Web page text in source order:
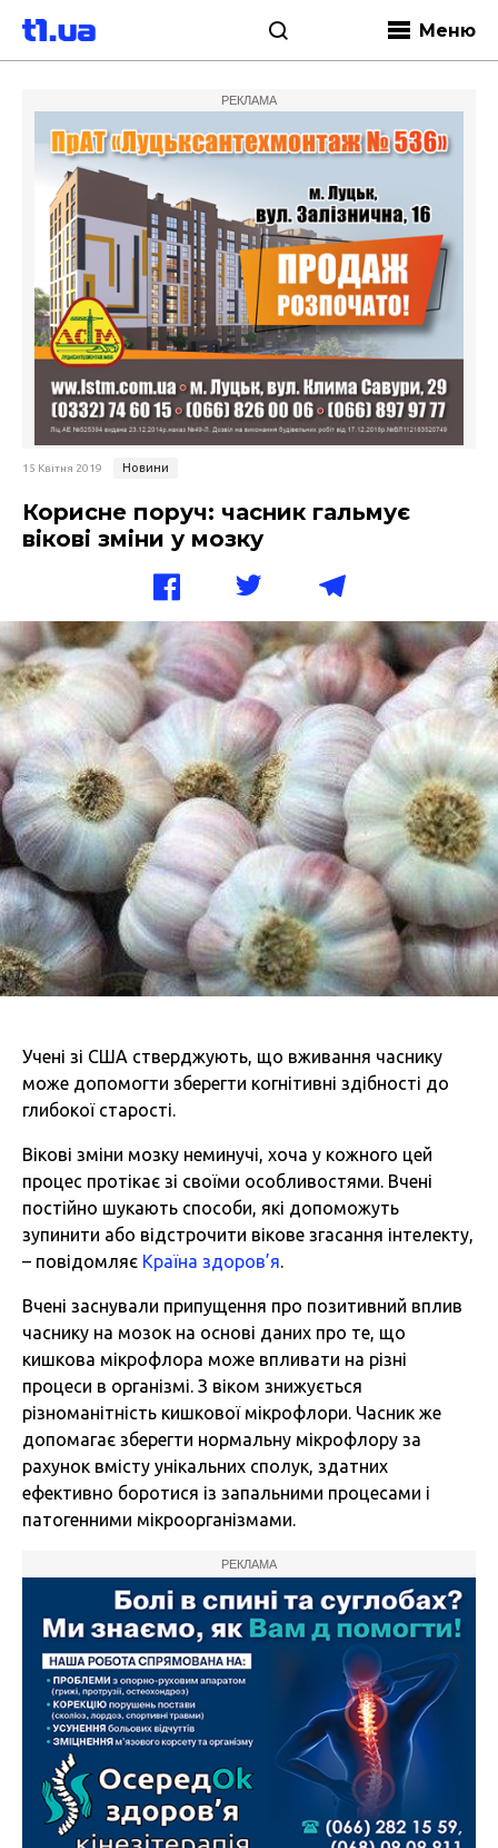
Меню
РЕКЛАМА
15 Квітня 2019 Новини
Корисне поруч: часник гальмує
вікові зміни у мозку
Учені зі США стверджують, що вживання часнику
може допомогти зберегти когнітивні здібності до
глибокої старості.
Вікові зміни мозку неминучі, хоча у кожного цей
процес протікає зі своїми особливостями. Вчені
постійно шукають способи, які допоможуть
зупинити або відстрочити вікове згасання інтелекту,
– повідомляє Країна здоров’я.
Вчені заснували припущення про позитивний вплив
часнику на мозок на основі даних про те, що
кишкова мікрофлора може впливати на різні
процеси в організмі. З віком знижується
різноманітність кишкової мікрофлори. Часник же
допомагає зберегти нормальну мікрофлору за
рахунок вмісту унікальних сполук, здатних
ефективно боротися із запальними процесами і
патогенними мікроорганізмами.
РЕКЛАМА